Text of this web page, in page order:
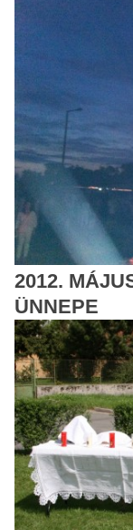
2012.
ÜNNEPE